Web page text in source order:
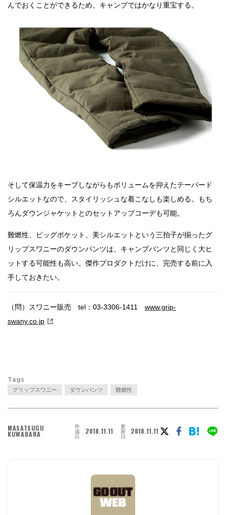
んでおくことができるため、キャンプではかなり重宝する。
そして保温力をキープしながらもボリュームを抑えたテーパード
シルエットなので、スタイリッシュな着こなしも楽しめる。もち
ろんダウンジャケットとのセットアップコーデも可能。
難燃性、ビッグポケット、美シルエットという三拍子が揃ったグ
リップスワニーのダウンパンツは、キャンプパンツと同じく大ヒ
ットする可能性も高い。傑作プロダクトだけに、完売する前に入
手しておきたい。
（問）スワニー販売 tel：03-3306-1411 www.grip-
swany.co.jp
Tags
グリップスワニー ダウンパンツ 難燃性
MASATSUGU
KUWABARA
作
成
日
2018.11.11 更
新
日
2018.11.11